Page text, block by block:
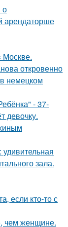
о
арендаторше
откровенно
немецком
- 37-
девочку.
зала.
если кто-то с
чем женщине.